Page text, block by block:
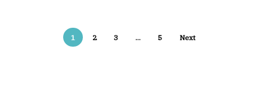
1 2 3 … 5 Next